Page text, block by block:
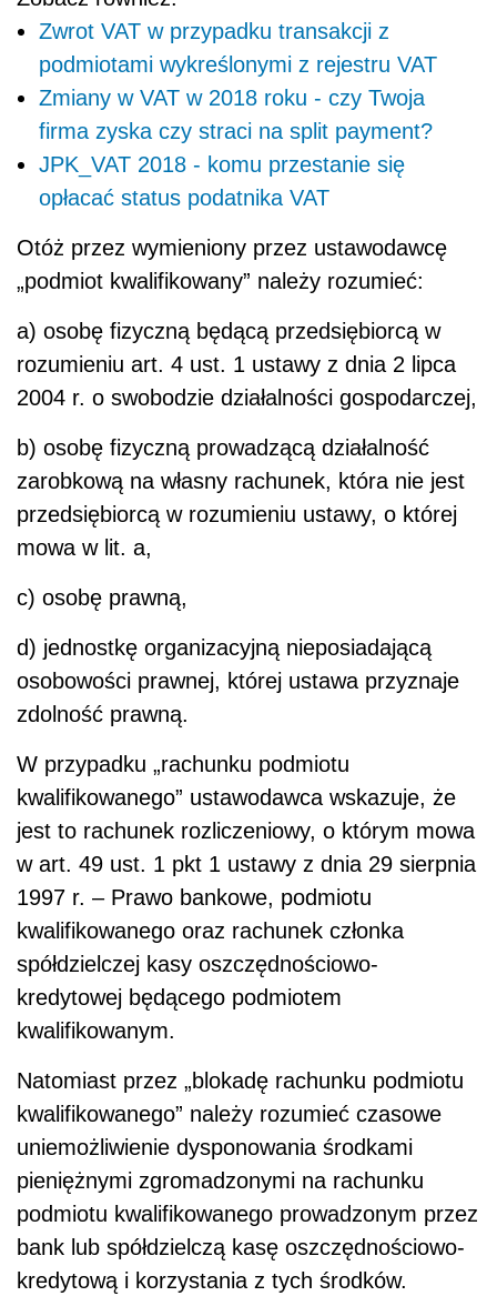
Zwrot VAT w przypadku transakcji z
podmiotami wykreślonymi z rejestru VAT
Zmiany w VAT w 2018 roku - czy Twoja
firma zyska czy straci na split payment?
JPK_VAT 2018 - komu przestanie się
opłacać status podatnika VAT
Otóż przez wymieniony przez ustawodawcę
„podmiot kwalifikowany” należy rozumieć:
a) osobę fizyczną będącą przedsiębiorcą w
rozumieniu art. 4 ust. 1 ustawy z dnia 2 lipca
2004 r. o swobodzie działalności gospodarczej,
b) osobę fizyczną prowadzącą działalność
zarobkową na własny rachunek, która nie jest
przedsiębiorcą w rozumieniu ustawy, o której
mowa w lit. a,
c) osobę prawną,
d) jednostkę organizacyjną nieposiadającą
osobowości prawnej, której ustawa przyznaje
zdolność prawną.
W przypadku „rachunku podmiotu
kwalifikowanego” ustawodawca wskazuje, że
jest to rachunek rozliczeniowy, o którym mowa
w art. 49 ust. 1 pkt 1 ustawy z dnia 29 sierpnia
1997 r. – Prawo bankowe, podmiotu
kwalifikowanego oraz rachunek członka
spółdzielczej kasy oszczędnościowo-
kredytowej będącego podmiotem
kwalifikowanym.
Natomiast przez „blokadę rachunku podmiotu
kwalifikowanego” należy rozumieć czasowe
uniemożliwienie dysponowania środkami
pieniężnymi zgromadzonymi na rachunku
podmiotu kwalifikowanego prowadzonym przez
bank lub spółdzielczą kasę oszczędnościowo-
kredytową i korzystania z tych środków.